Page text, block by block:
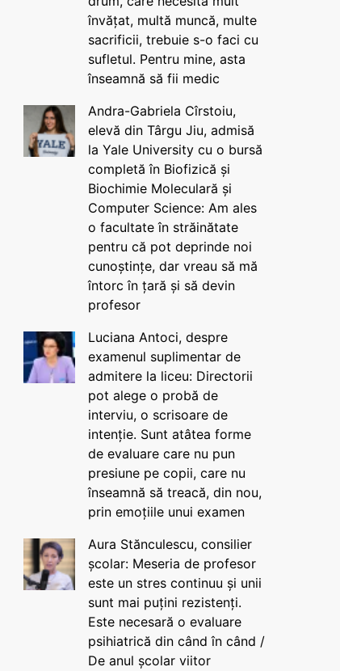
învățat, multă muncă, multe
sacrificii, trebuie s-o faci cu
sufletul. Pentru mine, asta
înseamnă să fii medic
Andra-Gabriela Cîrstoiu,
elevă din Târgu Jiu, admisă
la Yale University cu o bursă
completă în Biofizică și
Biochimie Moleculară și
Computer Science: Am ales
o facultate în străinătate
pentru că pot deprinde noi
cunoștințe, dar vreau să mă
întorc în țară și să devin
profesor
Luciana Antoci, despre
examenul suplimentar de
admitere la liceu: Directorii
pot alege o probă de
interviu, o scrisoare de
intenție. Sunt atâtea forme
de evaluare care nu pun
presiune pe copii, care nu
înseamnă să treacă, din nou,
prin emoțiile unui examen
Aura Stănculescu, consilier
școlar: Meseria de profesor
este un stres continuu și unii
sunt mai puțini rezistenți.
Este necesară o evaluare
psihiatrică din când în când /
De anul școlar viitor